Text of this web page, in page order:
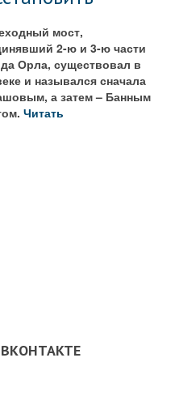
мост,
2-ю и 3-ю части
Орла, существовал в
и назывался сначала
а затем – Банным
Читать